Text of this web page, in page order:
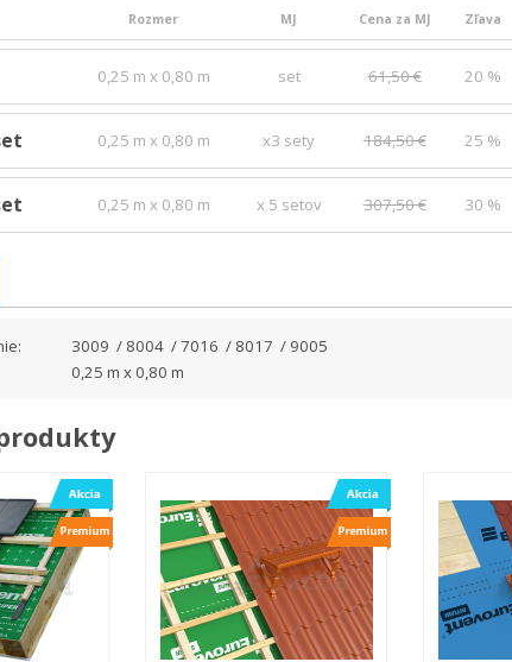
Rozmer MJ Cena za MJ Zľava
0,25 m x 0,80 m set 61,50 € 20 %
0,25 m x 0,80 m x3 sety 184,50 € 25 %
0,25 m x 0,80 m x 5 setov 307,50 € 30 %
3009 / 8004 / 7016 / 8017 / 9005
0,25 m x 0,80 m